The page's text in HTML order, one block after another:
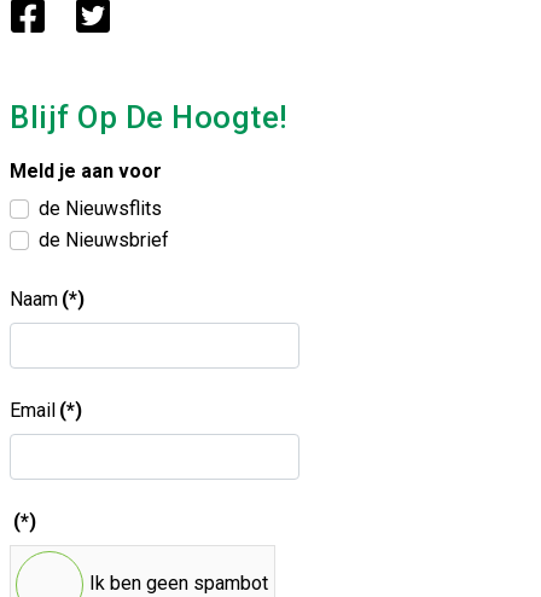
Blijf Op De Hoogte!
Meld je aan voor
de Nieuwsflits
de Nieuwsbrief
Naam (*)
Email (*)
(*)
Ik ben geen spambot